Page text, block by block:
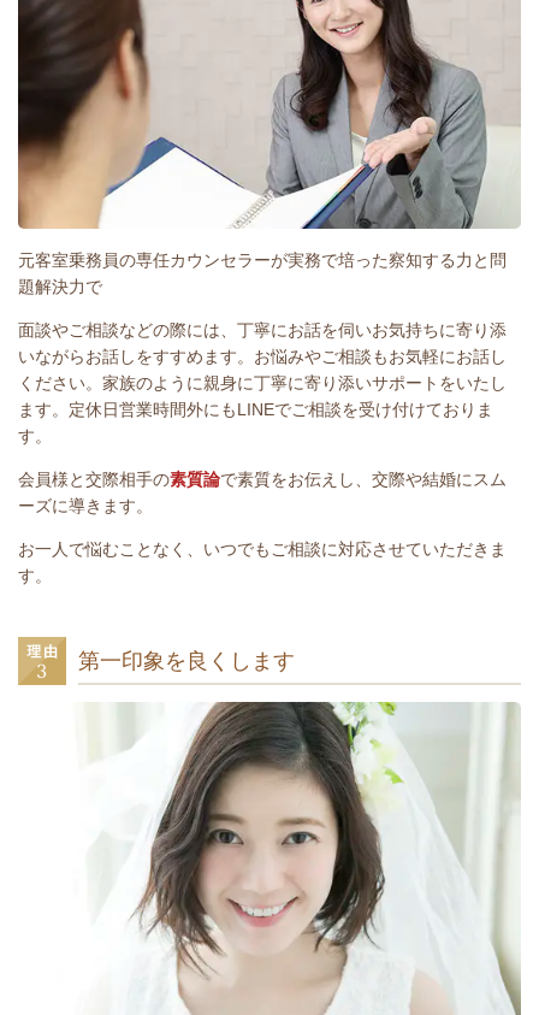
元客室乗務員の専任カウンセラーが実務で培った察知する力と問
題解決力で
面談やご相談などの際には、丁寧にお話を伺いお気持ちに寄り添
いながらお話しをすすめます。お悩みやご相談もお気軽にお話し
ください。 家族のように親身に丁寧に寄り添いサポートをいたし
ます。定休日営業時間外にもLINEでご相談を受け付けておりま
す。
会員様と交際相手の素質論で素質をお伝えし、交際や結婚にスム
ーズに導きます。
お一人で悩むことなく、いつでもご相談に対応させていただきま
す。
第一印象を良くします